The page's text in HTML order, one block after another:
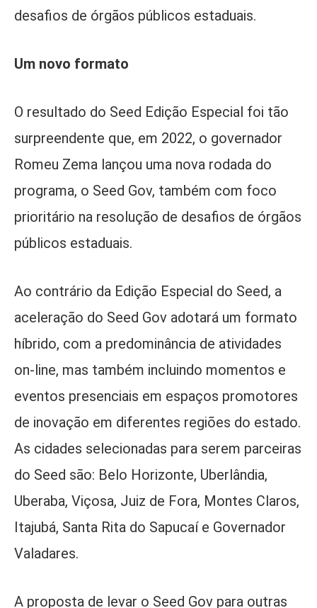
desafios de órgãos públicos estaduais.
Um novo formato
O resultado do Seed Edição Especial foi tão
surpreendente que, em 2022, o governador
Romeu Zema lançou uma nova rodada do
programa, o Seed Gov, também com foco
prioritário na resolução de desafios de órgãos
públicos estaduais.
Ao contrário da Edição Especial do Seed, a
aceleração do Seed Gov adotará um formato
híbrido, com a predominância de atividades
on-line, mas também incluindo momentos e
eventos presenciais em espaços promotores
de inovação em diferentes regiões do estado.
As cidades selecionadas para serem parceiras
do Seed são: Belo Horizonte, Uberlândia,
Uberaba, Viçosa, Juiz de Fora, Montes Claros,
Itajubá, Santa Rita do Sapucaí e Governador
Valadares.
A proposta de levar o Seed Gov para outras